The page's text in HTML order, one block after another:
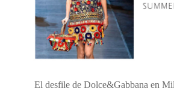
El desfile de Dolce&Gabbana en